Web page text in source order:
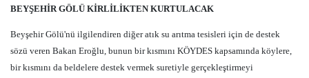
BEYŞEHİR GÖLÜ KİRLİLİKTEN KURTULACAK
Beyşehir Gölü'nü ilgilendiren diğer atık su arıtma tesisleri için de destek
sözü veren Bakan Eroğlu, bunun bir kısmını KÖYDES kapsamında köylere,
bir kısmını da beldelere destek vermek suretiyle gerçekleştirmeyi